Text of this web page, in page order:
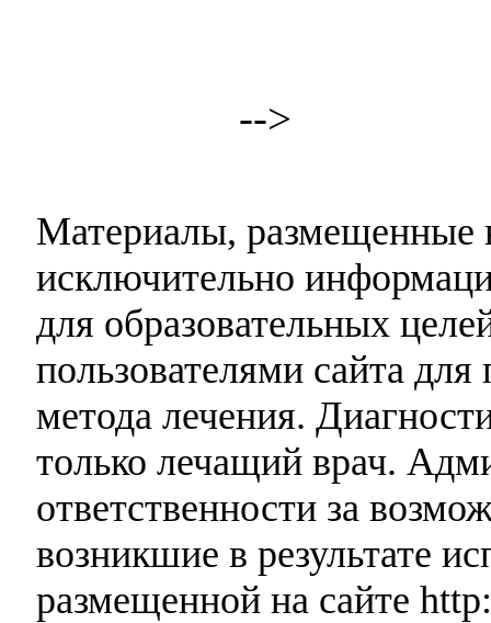
-->
Материалы, размещенные
исключительно
для образовательных
пользователями сайта
метода лечения.
только лечащий врач.
ответственности за
возникшие в результате
размещенной на сайте